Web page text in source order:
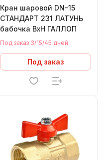
Кран шаровой DN-15
СТАНДАРТ 231 ЛАТУНЬ
бабочка ВхН ГАЛЛОП
Под заказ 3/15/45 дней
Под заказ